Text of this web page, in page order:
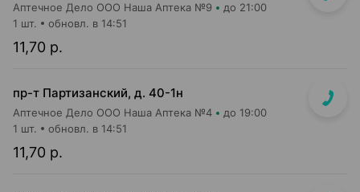
Аптечное Дело ООО Наша Аптека №9 до 21:00
11,70 р.
1 шт. обновл. в 14:51
пр-т Партизанский, д. 40-1н
Аптечное Дело ООО Наша Аптека №4 до 19:00
11,70 р.
1 шт. обновл. в 14:51